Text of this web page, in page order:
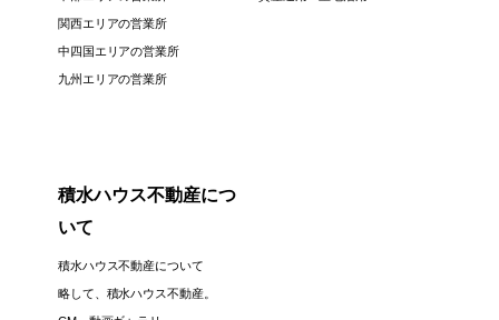
関西エリアの営業所
中四国エリアの営業所
九州エリアの営業所
積水ハウス不動産につ
いて
積水ハウス不動産について
略して、積水ハウス不動産。